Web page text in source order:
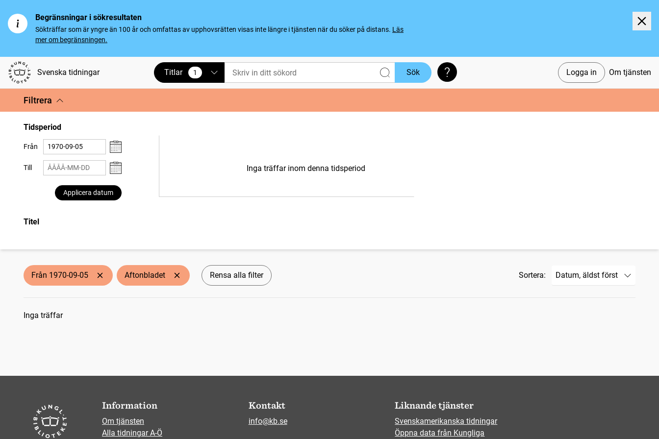
Begränsningar i sökresultaten
Sökträffar som är yngre än 100 år och omfattas av upphovsrätten visas inte längre i tjänsten när du söker på distans. Läs
mer om begränsningen.
Svenska tidningar Logga in Om tjänsten
Titlar 1
vald Sök Söktips
Filtrera
Tidsperiod
Från
Till
Applicera datum
Inga träffar inom denna tidsperiod
Titel
Från 1970-09-05 Aftonbladet Rensa alla filter Sortera:
Sökresultat
Inga träffar
Information
Om tjänsten
Alla tidningar A-Ö
Kontakt
info@kb.se
Liknande tjänster
Svenskamerikanska tidningar
Öppna data från Kungliga